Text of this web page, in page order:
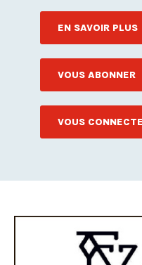
EN SAVOIR PLUS
VOUS ABONNER
VOUS